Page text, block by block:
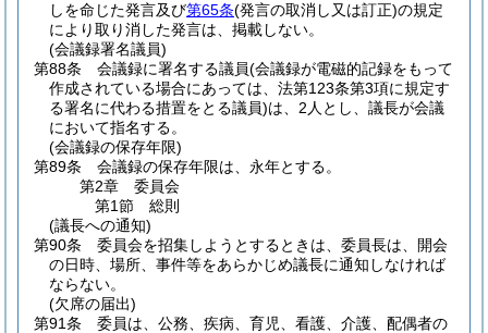
しを命じた発言及び第65条(発言の取消し又は訂正)の規定
により取り消した発言は、掲載しない。
(会議録署名議員)
第88条
会議録に署名する議員(会議録が電磁的記録をもって
作成されている場合にあっては、法第123条第3項に規定す
る署名に代わる措置をとる議員)は、2人とし、議長が会議
において指名する。
(会議録の保存年限)
第89条
会議録の保存年限は、永年とする。
第2章
委員会
第1節
総則
(議長への通知)
第90条
委員会を招集しようとするときは、委員長は、開会
の日時、場所、事件等をあらかじめ議長に通知しなければ
ならない。
(欠席の届出)
第91条
委員は、公務、疾病、育児、看護、介護、配偶者の